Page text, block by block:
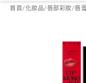
首頁/化妝品/唇部彩妝/唇膏